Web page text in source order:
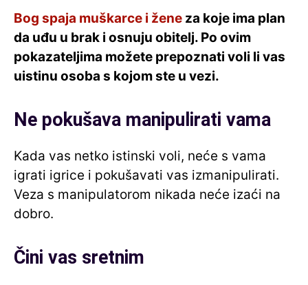
Bog spaja muškarce i žene za koje ima plan
da uđu u brak i osnuju obitelj. Po ovim
pokazateljima možete prepoznati voli li vas
uistinu osoba s kojom ste u vezi.
Ne pokušava manipulirati vama
Kada vas netko istinski voli, neće s vama
igrati igrice i pokušavati vas izmanipulirati.
Veza s manipulatorom nikada neće izaći na
dobro.
Čini vas sretnim